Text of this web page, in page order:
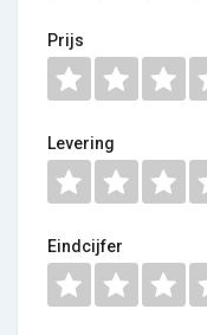
Prijs
Levering
Eindcijfer